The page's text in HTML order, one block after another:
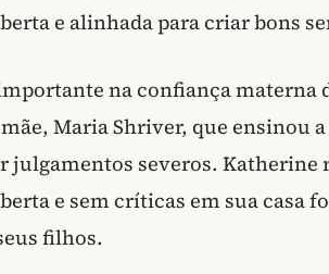
e alinhada para criar bons
na confiança materna
Maria Shriver, que ensinou
julgamentos severos. Katherine
e sem críticas em sua casa
filhos.